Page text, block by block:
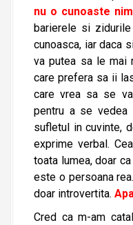
nu o cunoaste
barierele si
cunoasca, iar daca
va putea sa le mai
care prefera sa ii
care vrea sa se
pentru a se vedea
sufletul in cuvinte,
exprime verbal.
toata lumea, doar
este o persoana
doar introvertita.
Cred ca m-am